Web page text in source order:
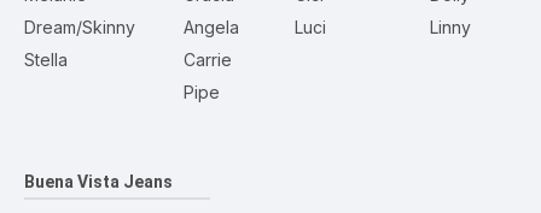
Dream/Skinny
Stella
Angela
Carrie
Pipe
Luci
Linny
Buena Vista Jeans